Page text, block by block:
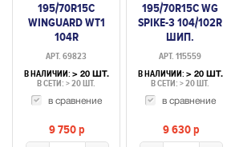
195/70R15C
WINGUARD WT1
104R
НЕШИПУЕМАЯ
АРТ. 69823
В НАЛИЧИИ: > 20 ШТ.
В СЕТИ: > 20 ШТ.
в сравнение
9 750p
195/70R15C WG
SPIKE-3 104/102R
ШИП.
АРТ. 115559
В НАЛИЧИИ: > 20 ШТ.
В СЕТИ: > 20 ШТ.
в сравнение
9 630p